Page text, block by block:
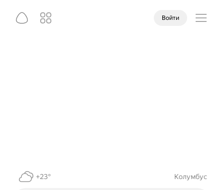
Войти
+23° Колумбус